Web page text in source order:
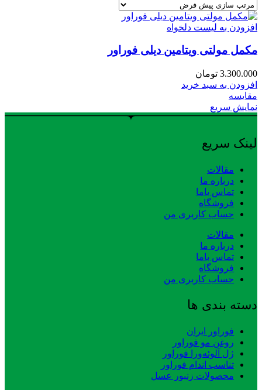
افزودن به لیست دلخواه
مکمل مولتی ویتامین دیلی فوراور
3.300.000 تومان
افزودن به سبد خرید
مقایسه
نمایش سریع
لینک سریع
مقالات
درباره ما
تماس باما
فروشگاه
حساب کاربری من
مقالات
درباره ما
تماس باما
فروشگاه
حساب کاربری من
دسته بندی ها
فوراور ایران
روغن مو فوراور
ژل آلوئه‌ورا فوراور
تناسب اندام فوراور
محصولات زنبور عسل